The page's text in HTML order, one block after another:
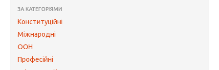
ЗА КАТЕГОРІЯМИ
Конституційні
Міжнародні
ООН
Професійні